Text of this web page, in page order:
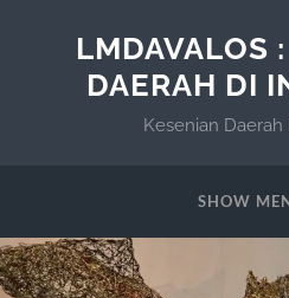
LMDAVALOS
DAERAH DI
Kesenian Daerah
SHOW